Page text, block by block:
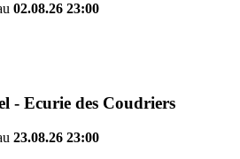
02.08.26 23:00
- Ecurie des Coudriers
23.08.26 23:00